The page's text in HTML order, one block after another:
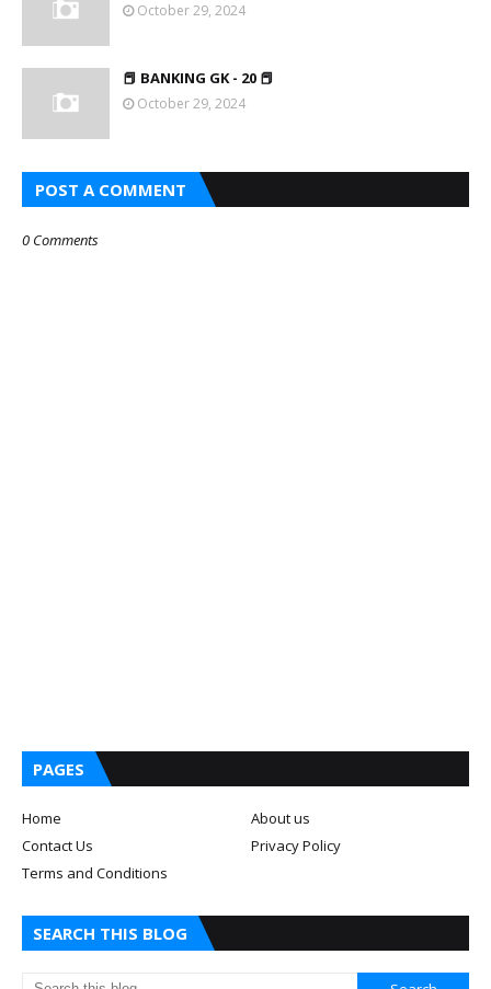
October 29, 2024
📕 BANKING GK - 20 📕
October 29, 2024
POST A COMMENT
0 Comments
PAGES
Home
About us
Contact Us
Privacy Policy
Terms and Conditions
SEARCH THIS BLOG